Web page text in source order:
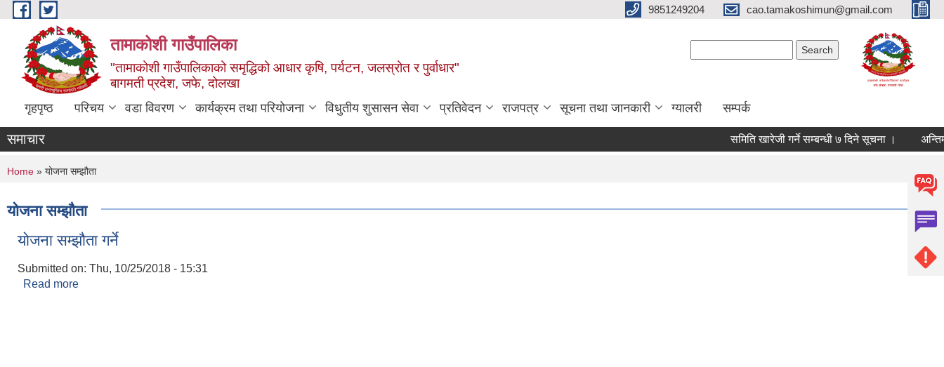
Skip to main content 9851249204 cao.tamakoshimun@gmail.com
तामाकोशी गाउँपालिका
"तामाकोशी गाउँपालिकाको समृद्धिको आधार कृषि, पर्यटन, जलस्रोत र पुर्वाधार"
बागमती प्रदेश, जफे, दोलखा
गृहपृष्ठ परिचय वडा विवरण कार्यक्रम तथा परियोजना विधुतीय शुसासन सेवा प्रतिवेदन राजपत्र सूचना तथा जानकारी ग्यालरी सम्पर्क
समाचार समिति खारेजी गर्ने सम्बन्धी ७ दिने सूचना । अन्तिम
You are here
Home » योजना सम्झौता
योजना सम्झौता
योजना सम्झौता गर्ने
Submitted on: Thu, 10/25/2018 - 15:31
Read more